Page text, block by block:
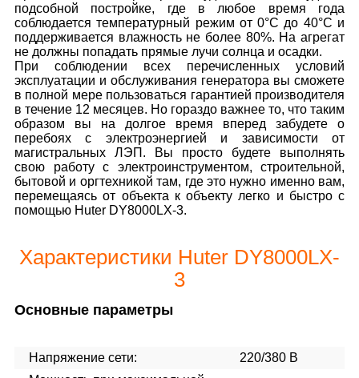
подсобной постройке, где в любое время года
соблюдается температурный режим от 0°С до 40°С и
поддерживается влажность не более 80%. На агрегат
не должны попадать прямые лучи солнца и осадки.
При соблюдении всех перечисленных условий
эксплуатации и обслуживания генератора вы сможете
в полной мере пользоваться гарантией производителя
в течение 12 месяцев. Но гораздо важнее то, что таким
образом вы на долгое время вперед забудете о
перебоях с электроэнергией и зависимости от
магистральных ЛЭП. Вы просто будете выполнять
свою работу с электроинструментом, строительной,
бытовой и оргтехникой там, где это нужно именно вам,
перемещаясь от объекта к объекту легко и быстро с
помощью Huter DY8000LX-3.
Характеристики Huter DY8000LX-
3
Основные параметры
Напряжение сети:
220/380 В